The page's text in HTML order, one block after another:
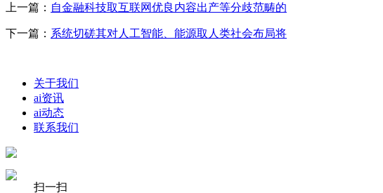
上一篇： 自金融科技取互联网优良内容出产等分歧范畴的
下一篇： 系统切磋其对人工智能、能源取人类社会布局将
关于我们
ai资讯
ai动态
联系我们
扫一扫